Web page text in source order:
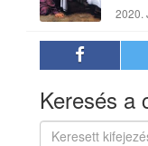
2020.
Keresés a